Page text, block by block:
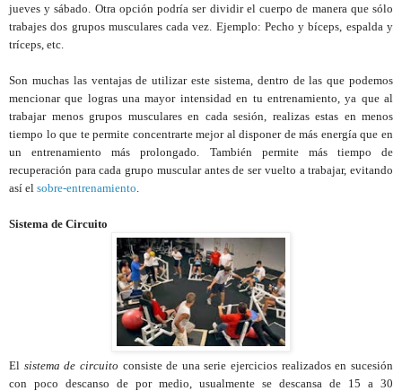
jueves y sábado. Otra opción podría ser dividir el cuerpo de manera que sólo
trabajes dos grupos musculares cada vez. Ejemplo: Pecho y bíceps, espalda y
tríceps, etc.
Son muchas las ventajas de utilizar este sistema, dentro de las que podemos
mencionar que logras una mayor intensidad en tu entrenamiento, ya que al
trabajar menos grupos musculares en cada sesión, realizas estas en menos
tiempo lo que te permite concentrarte mejor al disponer de más energía que en
un entrenamiento más prolongado. También permite más tiempo de
recuperación para cada grupo muscular antes de ser vuelto a trabajar, evitando
así el sobre-entrenamiento
Sistema de Circuito
El sistema de circuito consiste de una serie ejercicios realizados en sucesión
con poco descanso de por medio, usualmente se descansa de 15 a 30